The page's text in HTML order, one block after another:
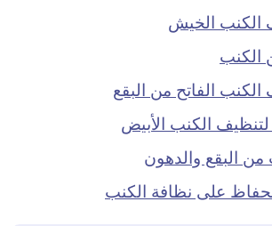
الكنب الخيش
الكنب
الفاتح من البقع
الكنب الأبيض
البقع والدهون
على نظافة الكنب